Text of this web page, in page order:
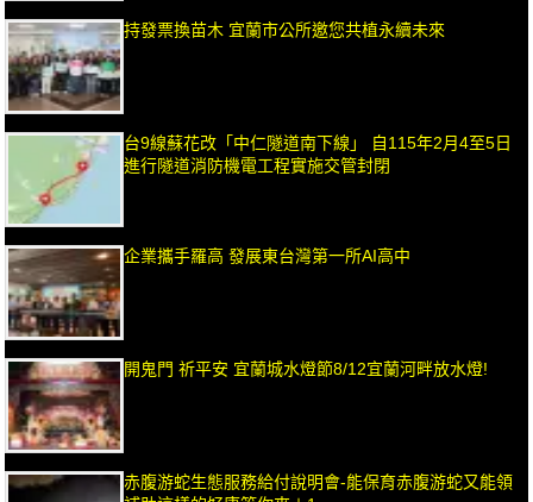
持發票換苗木 宜蘭市公所邀您共植永續未來
台9線蘇花改「中仁隧道南下線」 自115年2月4至5日
進行隧道消防機電工程實施交管封閉
企業攜手羅高 發展東台灣第一所AI高中
開鬼門 祈平安 宜蘭城水燈節8/12宜蘭河畔放水燈!
赤腹游蛇生態服務給付說明會-能保育赤腹游蛇又能領